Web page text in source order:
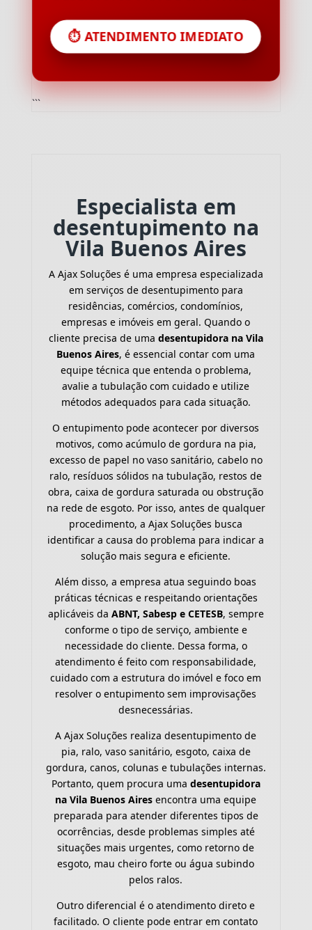
⏱️ ATENDIMENTO IMEDIATO
```
Especialista em
desentupimento na
Vila Buenos Aires
A Ajax Soluções é uma empresa especializada
em serviços de desentupimento para
residências, comércios, condomínios,
empresas e imóveis em geral. Quando o
cliente precisa de uma desentupidora na Vila
Buenos Aires, é essencial contar com uma
equipe técnica que entenda o problema,
avalie a tubulação com cuidado e utilize
métodos adequados para cada situação.
O entupimento pode acontecer por diversos
motivos, como acúmulo de gordura na pia,
excesso de papel no vaso sanitário, cabelo no
ralo, resíduos sólidos na tubulação, restos de
obra, caixa de gordura saturada ou obstrução
na rede de esgoto. Por isso, antes de qualquer
procedimento, a Ajax Soluções busca
identificar a causa do problema para indicar a
solução mais segura e eficiente.
Além disso, a empresa atua seguindo boas
práticas técnicas e respeitando orientações
aplicáveis da ABNT, Sabesp e CETESB, sempre
conforme o tipo de serviço, ambiente e
necessidade do cliente. Dessa forma, o
atendimento é feito com responsabilidade,
cuidado com a estrutura do imóvel e foco em
resolver o entupimento sem improvisações
desnecessárias.
A Ajax Soluções realiza desentupimento de
pia, ralo, vaso sanitário, esgoto, caixa de
gordura, canos, colunas e tubulações internas.
Portanto, quem procura uma desentupidora
na Vila Buenos Aires encontra uma equipe
preparada para atender diferentes tipos de
ocorrências, desde problemas simples até
situações mais urgentes, como retorno de
esgoto, mau cheiro forte ou água subindo
pelos ralos.
Outro diferencial é o atendimento direto e
facilitado. O cliente pode entrar em contato